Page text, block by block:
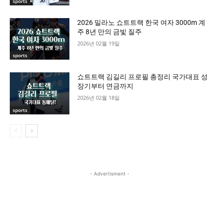
sports
2026 밀라노 쇼트트랙 한국 여자 3000m 계
주 8년 만의 금빛 질주
2026년 02월 19일
sports
쇼트트랙 김길리 프로필 총정리 국가대표 성
장기부터 연금까지
2026년 02월 18일
- Advertisment -